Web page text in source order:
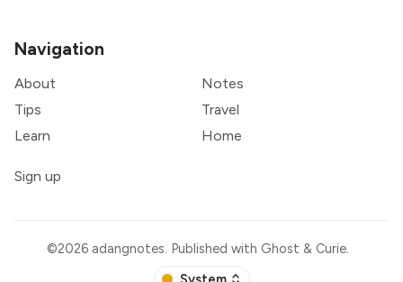
Navigation
About
Notes
Tips
Travel
Learn
Home
Sign up
©2026 adangnotes. Published with Ghost & Curie.